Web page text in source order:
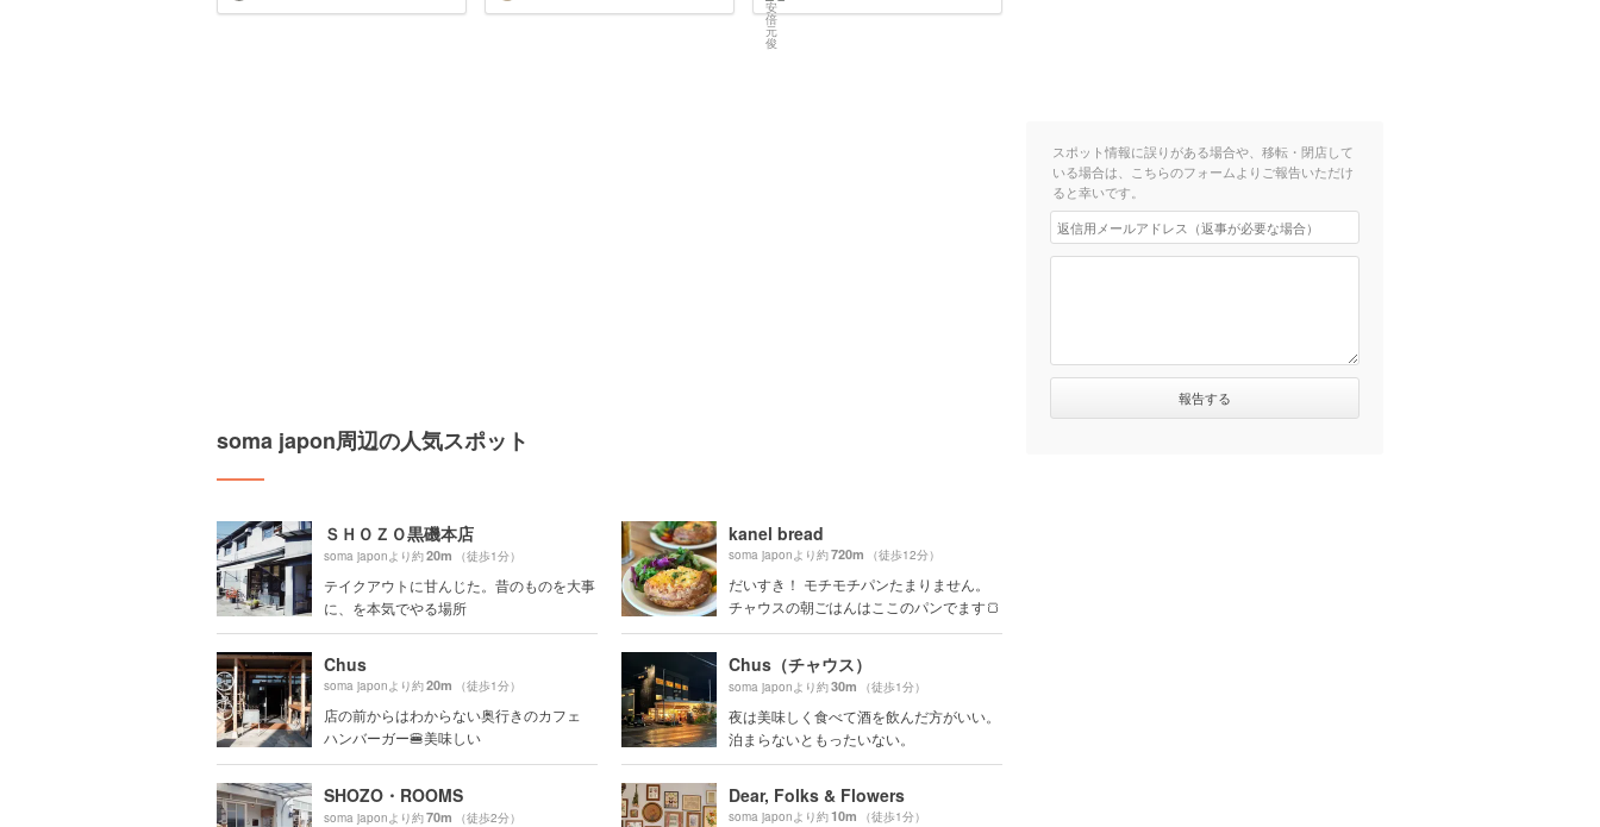
soma japon周辺の人気スポット
ＳＨＯＺＯ黒磯本店
soma japonより約20m （徒歩1分）
テイクアウトに甘んじた。昔のものを大事
に、を本気でやる場所
kanel bread
soma japonより約720m （徒歩12分）
だいすき！ モチモチパンたまりません。
チャウスの朝ごはんはここのパンでます🍞
Chus
soma japonより約20m （徒歩1分）
店の前からはわからない奥行きのカフェ
ハンバーガー🍔美味しい
Chus（チャウス）
soma japonより約30m （徒歩1分）
夜は美味しく食べて酒を飲んだ方がいい。
泊まらないともったいない。
SHOZO・ROOMS
soma japonより約70m （徒歩2分）
Dear, Folks & Flowers
soma japonより約10m （徒歩1分）
スポット情報に誤りがある場合や、移転・閉店して
いる場合は、こちらのフォームよりご報告いただけ
ると幸いです。